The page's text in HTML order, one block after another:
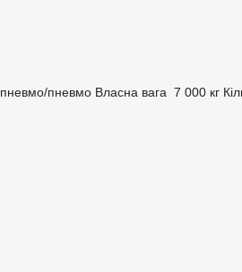
пневмо/пневмо Власна вага 7 000 кг